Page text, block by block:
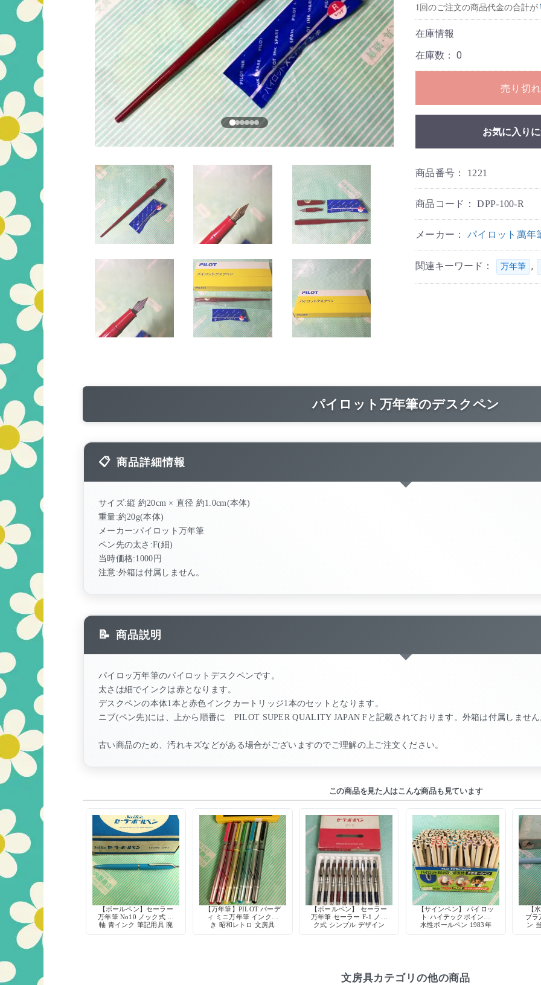
1回のご注文の商品代金の合計が
在庫情報
在庫数： 0
売り切れ
お気に入り
商品番号： 1221
商品コード：DPP-100-R
メーカー： パイロット萬年
関連キーワード： 万年筆 ,
パイロット万年筆のデスクペン
商品詳細情報
サイズ:縦 約20cm × 直径 約1.0cm(本体)
重量:約20g(本体)
メーカー:パイロット万年筆
ペン先の太さ:F(細)
当時価格:1000円
注意:外箱は付属しません。
商品説明
パイロッ万年筆のパイロットデスクペンです。
太さは細でインクは赤となります。
デスクペンの本体1本と赤色インクカートリッジ1本のセットとなります。
ニブ(ペン先)には、上から順番に PILOT SUPER QUALITY JAPAN Fと記載されております。外箱は付属しませ
古い商品のため、汚れキズなどがある場合がございますのでご理解の上ご注文ください。
この商品を見た人はこんな商品も見ています
【ボールペン】セーラー
万年筆 No10 ノック式 青
軸 青インク 筆記用具 廃
【万年筆】PILOT バーデ
ィ ミニ万年筆 インク付
き 昭和レトロ 文房具
【ボールペン】 セーラー
万年筆 セーラー F-1 ノッ
ク式 シンプル デザイン
【サインペン】 パイロッ
ト ハイテックポイント
水性ボールペン 1983年
【
プラ
ン
文房具カテゴリの他の商品